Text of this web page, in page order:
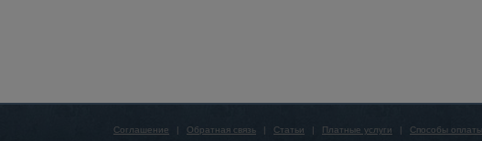
Соглашение | Обратная связь | Статьи | Платные услуги | Способы оплаты